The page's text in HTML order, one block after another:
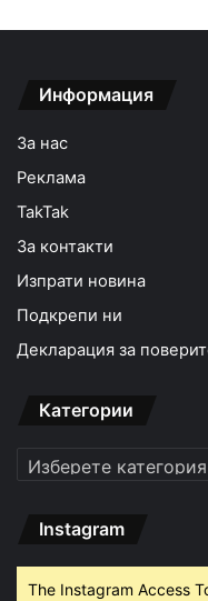
Информация
За нас
Реклама
TakTak
За контакти
Изпрати новина
Подкрепи ни
Декларация за
Категории
Категории
Instagram
The Instagram Access